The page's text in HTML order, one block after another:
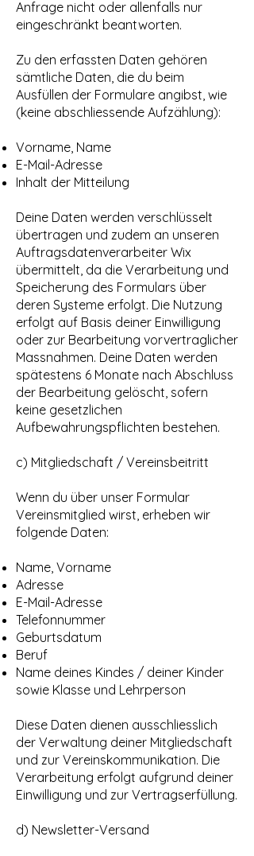
Anfrage nicht oder allenfalls nur
eingeschränkt beantworten.
Zu den erfassten Daten gehören
sämtliche Daten, die du beim
Ausfüllen der Formulare angibst, wie
(keine abschliessende Aufzählung):
Vorname, Name
E-Mail-Adresse
Inhalt der Mitteilung
Deine Daten werden verschlüsselt
übertragen und zudem an unseren
Auftragsdatenverarbeiter Wix
übermittelt, da die Verarbeitung und
Speicherung des Formulars über
deren Systeme erfolgt. Die Nutzung
erfolgt auf Basis deiner Einwilligung
oder zur Bearbeitung vorvertraglicher
Massnahmen. Deine Daten werden
spätestens 6 Monate nach Abschluss
der Bearbeitung gelöscht, sofern
keine gesetzlichen
Aufbewahrungspflichten bestehen.
c) Mitgliedschaft / Vereinsbeitritt
Wenn du über unser Formular
Vereinsmitglied wirst, erheben wir
folgende Daten:
Name, Vorname
Adresse
E-Mail-Adresse
Telefonnummer
Geburtsdatum
Beruf
Name deines Kindes / deiner Kinder
sowie Klasse und Lehrperson
Diese Daten dienen ausschliesslich
der Verwaltung deiner Mitgliedschaft
und zur Vereinskommunikation. Die
Verarbeitung erfolgt aufgrund deiner
Einwilligung und zur Vertragserfüllung.
d) Newsletter-Versand